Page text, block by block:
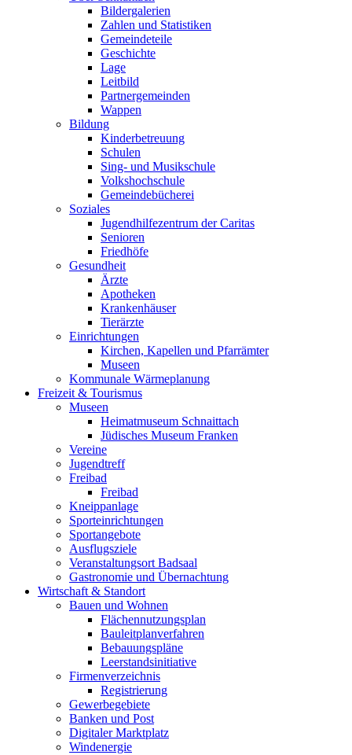
Bildergalerien
Zahlen und Statistiken
Gemeindeteile
Geschichte
Lage
Leitbild
Partnergemeinden
Wappen
Bildung
Kinderbetreuung
Schulen
Sing- und Musikschule
Volkshochschule
Gemeindebücherei
Soziales
Jugendhilfezentrum der Caritas
Senioren
Friedhöfe
Gesundheit
Ärzte
Apotheken
Krankenhäuser
Tierärzte
Einrichtungen
Kirchen, Kapellen und Pfarrämter
Museen
Kommunale Wärmeplanung
Freizeit & Tourismus
Museen
Heimatmuseum Schnaittach
Jüdisches Museum Franken
Vereine
Jugendtreff
Freibad
Freibad
Kneippanlage
Sporteinrichtungen
Sportangebote
Ausflugsziele
Veranstaltungsort Badsaal
Gastronomie und Übernachtung
Wirtschaft & Standort
Bauen und Wohnen
Flächennutzungsplan
Bauleitplanverfahren
Bebauungspläne
Leerstandsinitiative
Firmenverzeichnis
Registrierung
Gewerbegebiete
Banken und Post
Digitaler Marktplatz
Windenergie